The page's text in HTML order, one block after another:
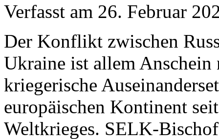
Verfasst am 26. Februar
Der Konflikt zwischen
Ukraine ist allem Anschein
kriegerische
europäischen Kontinent
Weltkrieges. SELK-